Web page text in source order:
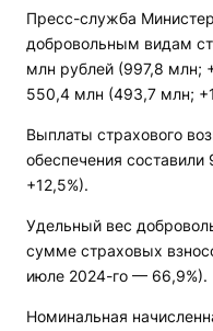
Пресс-служба
добровольным видам
млн рублей (997,8 млн;
550,4 млн (493,7 млн;
Выплаты страхового
обеспечения
+12,5%).
Удельный вес
сумме страховых
июле 2024-го — 66,9%).
Номинальная